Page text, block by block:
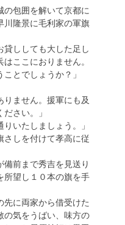
包囲を解いて京都に
川隆景に毛利家の軍旗
ししても大した足し
ここにおりません。
とでしょうか？」
りません。援軍にも及
さい。」
いたしましょう。」
さしを付けて孝高に従
備前まで秀吉を見送り
所望し１０本の旗を手
に両家から借受けた
の気をうばい、味方の